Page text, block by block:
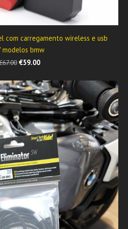
com carregamento wireless e usb
modelos bmw
€59.00